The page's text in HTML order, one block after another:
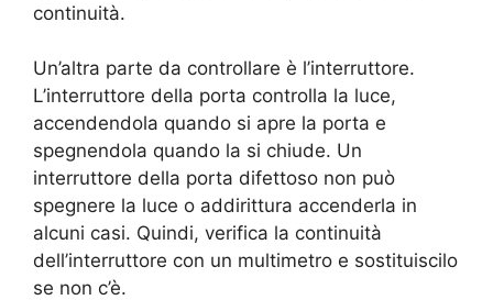
continuità.
Un’altra parte da controllare è l’interruttore.
L’interruttore della porta controlla la luce,
accendendola quando si apre la porta e
spegnendola quando la si chiude. Un
interruttore della porta difettoso non può
spegnere la luce o addirittura accenderla in
alcuni casi. Quindi, verifica la continuità
dell’interruttore con un multimetro e sostituiscilo
se non c’è.